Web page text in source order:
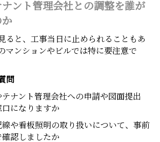
ント管理会社との調整を誰が
ると、工事当日に止められることもあ
マンションやビルでは特に要注意で
問
ナント管理会社への申請や図面提出
口になりますか
や看板照明の取り扱いについて、事前
確認しましたか